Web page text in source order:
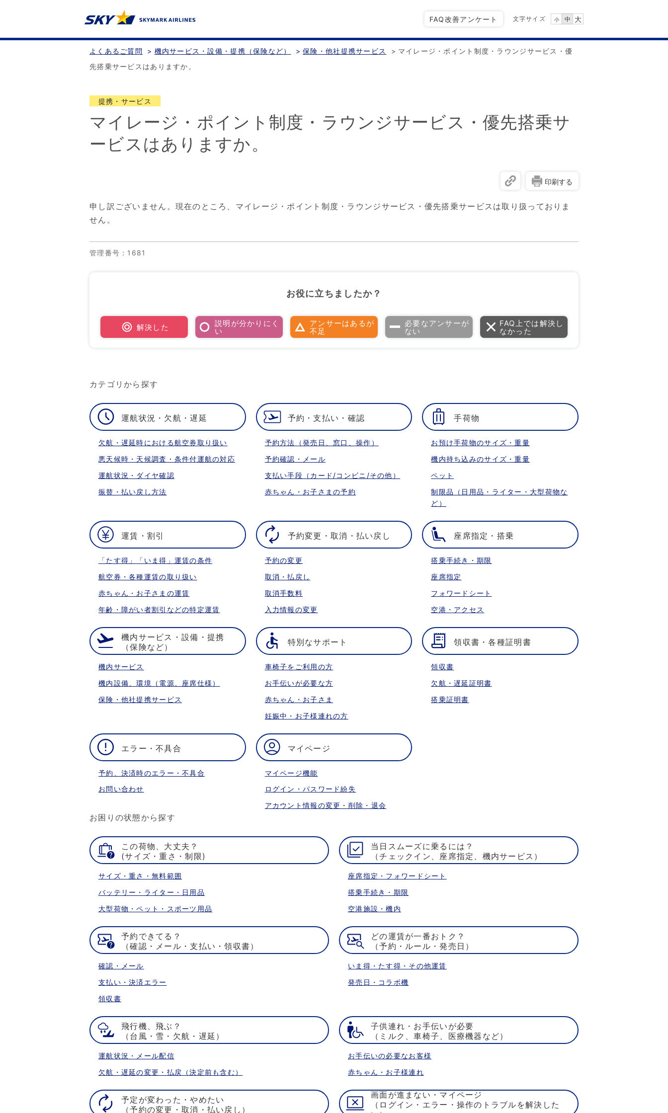
FAQ改善アンケート 文字サイズ 小 中 大
よくあるご質問 > 機内サービス・設備・提携（保険など） > 保険・他社提携サービス > マイレージ・ポイント制度・ラウンジサービス・優
先搭乗サービスはありますか。
提携・サービス
マイレージ・ポイント制度・ラウンジサービス・優先搭乗サ
ービスはありますか。
印刷する
申し訳ございません。現在のところ、マイレージ・ポイント制度・ラウンジサービス・優先搭乗サービスは取り扱っておりま
せん。
管理番号 ：1681
お役に立ちましたか？
解決した
説明が分かりにく
い
アンサーはあるが
不足
必要なアンサーが
ない
FAQ上では解決し
なかった
カテゴリから探す
運航状況・欠航・遅延
欠航・遅延時における航空券取り扱い
悪天候時・天候調査・条件付運航の対応
運航状況・ダイヤ確認
振替・払い戻し方法
予約・支払い・確認
予約方法（発売日、窓口、操作）
予約確認・メール
支払い手段（カード/コンビニ/その他）
赤ちゃん・お子さまの予約
手荷物
お預け手荷物のサイズ・重量
機内持ち込みのサイズ・重量
ペット
制限品（日用品・ライター・大型荷物な
ど）
運賃・割引
「たす得」「いま得」運賃の条件
航空券・各種運賃の取り扱い
赤ちゃん・お子さまの運賃
年齢・障がい者割引などの特定運賃
予約変更・取消・払い戻し
予約の変更
取消・払戻し
取消手数料
入力情報の変更
座席指定・搭乗
搭乗手続き・期限
座席指定
フォワードシート
空港・アクセス
機内サービス・設備・提携
（保険など）
機内サービス
機内設備、環境（電源、座席仕様）
保険・他社提携サービス
特別なサポート
車椅子をご利用の方
お手伝いが必要な方
赤ちゃん・お子さま
妊娠中・お子様連れの方
領収書・各種証明書
領収書
欠航・遅延証明書
搭乗証明書
エラー・不具合
予約、決済時のエラー・不具合
お問い合わせ
マイページ
マイページ機能
ログイン・パスワード紛失
アカウント情報の変更・削除・退会
お困りの状態から探す
この荷物、大丈夫？
(サイズ・重さ・制限)
サイズ・重さ・無料範囲
バッテリー・ライター・日用品
大型荷物・ペット・スポーツ用品
当日スムーズに乗るには？
（チェックイン、座席指定、機内サービス）
座席指定・フォワードシート
搭乗手続き・期限
空港施設・機内
予約できてる？
（確認・メール・支払い・領収書）
確認・メール
支払い・決済エラー
領収書
どの運賃が一番おトク？
（予約・ルール・発売日）
いま得・たす得・その他運賃
発売日・コラボ機
飛行機、飛ぶ？
（台風・雪・欠航・遅延）
運航状況・メール配信
欠航・遅延の変更・払戻（決定前も含む）
子供連れ・お手伝いが必要
（ミルク、車椅子、医療機器など）
お手伝いの必要なお客様
赤ちゃん・お子様連れ
予定が変わった・やめたい
（予約の変更・取消・払い戻し）
画面が進まない・マイページ
（ログイン・エラー・操作のトラブルを解決した